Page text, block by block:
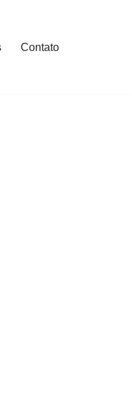
Contato